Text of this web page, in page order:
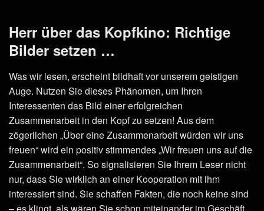
Herr über das Kopfkino: Richtige
Bilder setzen …
Was wir lesen, erscheint bildhaft vor unserem geistigen
Auge. Nutzen Sie dieses Phänomen, um Ihren
Interessenten das Bild einer erfolgreichen
Zusammenarbeit in den Kopf zu setzen! Aus dem
zögerlichen „Über eine Zusammenarbeit würden wir uns
freuen“ wird ein positiv stimmendes „Wir freuen uns auf die
Zusammenarbeit“. So signalisieren Sie Ihrem Leser nicht
nur, dass Sie wirklich an einer Kooperation mit ihm
interessiert sind. Sie schaffen Fakten, die noch keine sind
– es klingt, als wären Sie schon miteinander im Geschäft.